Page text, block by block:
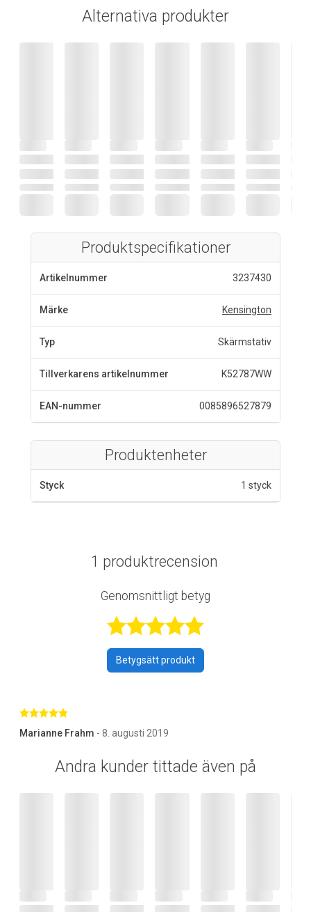
Alternativa produkter
Produktspecifikationer
Artikelnummer 3237430
Märke Kensington
Typ Skärmstativ
Tillverkarens artikelnummer K52787WW
EAN-nummer 0085896527879
Produktenheter
Styck 1 styck
1 produktrecension
Genomsnittligt betyg
Betygsatt 5 av
Betygsätt produkt
Betygsatt 5 av 5 stjärnor
Marianne Frahm - 8. augusti 2019
Andra kunder tittade även på